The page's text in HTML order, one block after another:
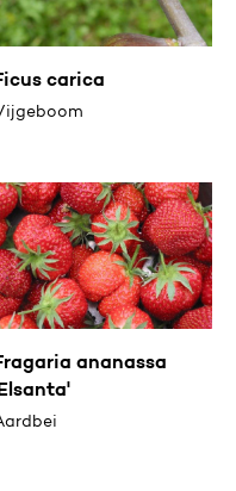
carica
ananassa